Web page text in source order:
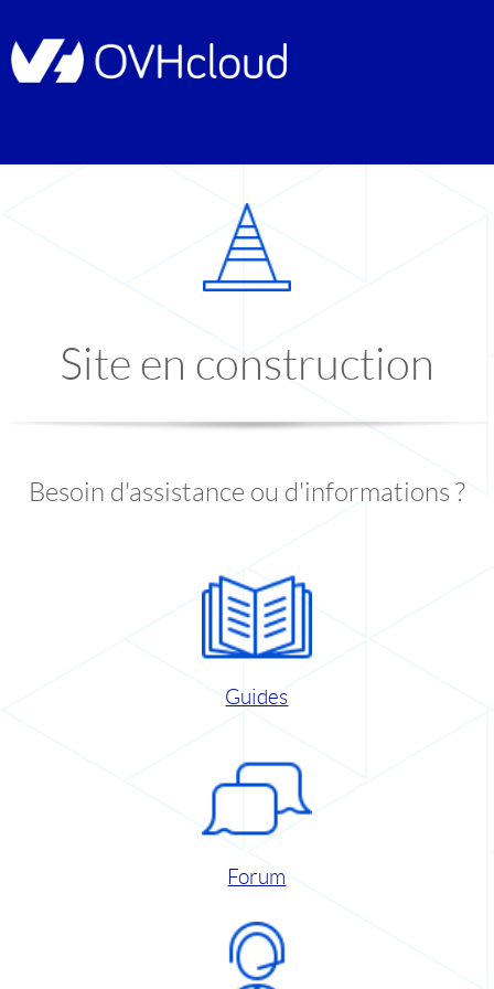
Site en construction
Besoin d'assistance ou d'informations ?
Guides
Forum